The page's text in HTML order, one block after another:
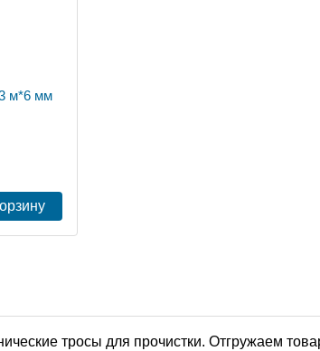
м*6 мм
тросы для прочистки. Отгружаем